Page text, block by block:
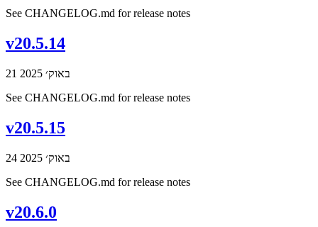
See CHANGELOG.md for release notes
v20.5.14
21 באוק׳ 2025
See CHANGELOG.md for release notes
v20.5.15
24 באוק׳ 2025
See CHANGELOG.md for release notes
v20.6.0